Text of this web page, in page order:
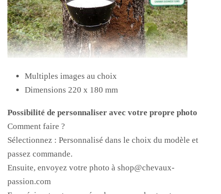
Multiples images au choix
Dimensions 220 x 180 mm
Possibilité de personnaliser avec votre propre photo
Comment faire ?
Sélectionnez : Personnalisé dans le choix du modèle et
passez commande.
Ensuite, envoyez votre photo à shop@chevaux-
passion.com